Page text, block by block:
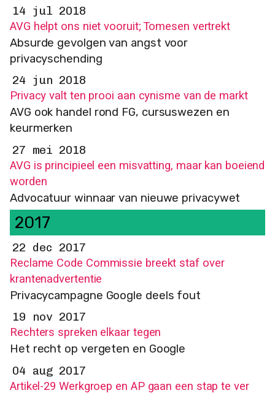
14 jul 2018
AVG helpt ons niet vooruit; Tomesen vertrekt
Absurde gevolgen van angst voor
privacyschending
24 jun 2018
Privacy valt ten prooi aan cynisme van de markt
AVG ook handel rond FG, cursuswezen en
keurmerken
27 mei 2018
AVG is principieel een misvatting, maar kan boeiend
worden
Advocatuur winnaar van nieuwe privacywet
2017
22 dec 2017
Reclame Code Commissie breekt staf over
krantenadvertentie
Privacycampagne Google deels fout
19 nov 2017
Rechters spreken elkaar tegen
Het recht op vergeten en Google
04 aug 2017
Artikel-29 Werkgroep en AP gaan een stap te ver